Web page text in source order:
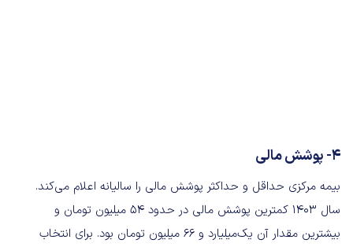
۴- پوشش مالی
بیمه مرکزی حداقل و حداکثر پوشش مالی را سالیانه اعلام می‌کند.
سال ۱۴۰۳ کمترین پوشش مالی در حدود ۵۴ میلیون تومان و
بیشترین مقدار آن یک‌میلیارد و ۶۶ میلیون تومان بود. برای انتخاب